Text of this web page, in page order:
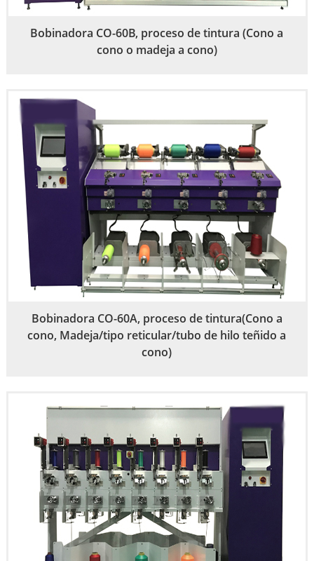
Bobinadora CO-60B, proceso de tintura (Cono a
cono o madeja a cono)
Bobinadora CO-60A, proceso de tintura(Cono a
cono, Madeja/tipo reticular/tubo de hilo teñido a
cono)